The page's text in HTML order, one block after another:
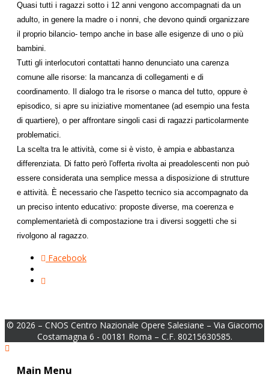
Quasi tutti i ragazzi sotto i 12 anni vengono accompagnati da un
adulto, in genere la madre o i nonni, che devono quindi organizzare
il proprio bilancio- tempo anche in base alle esigenze di uno o più
bambini.
Tutti gli interlocutori contattati hanno denunciato una carenza
comune alle risorse: la mancanza di collegamenti e di
coordinamento. Il dialogo tra le risorse o manca del tutto, oppure è
episodico, si apre su iniziative momentanee (ad esempio una festa
di quartiere), o per affrontare singoli casi di ragazzi particolarmente
problematici.
La scelta tra le attività, come si è visto, è ampia e abbastanza
differenziata. Di fatto però l'offerta rivolta ai preadolescenti non può
essere considerata una semplice messa a disposizione di strutture
e attività. È necessario che l'aspetto tecnico sia accompagnato da
un preciso intento educativo: proposte diverse, ma coerenza e
complementarietà di compostazione tra i diversi soggetti che si
rivolgono al ragazzo.
Facebook
© 2026 – CNOS Centro Nazionale Opere Salesiane – Via Giacomo
Costamagna 6 - 00181 Roma – C.F. 80215630585.
Main Menu